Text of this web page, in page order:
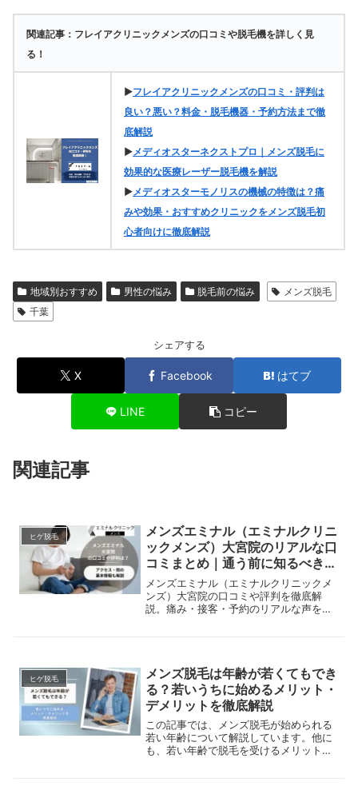
関連記事：フレイアクリニックメンズの口コミや脱毛機を詳しく見
る！
▶フレイアクリニックメンズの口コミ・評判は
良い？悪い？料金・脱毛機器・予約方法まで徹
底解説
▶メディオスターネクストプロ｜メンズ脱毛に
効果的な医療レーザー脱毛機を解説
▶メディオスターモノリスの機械の特徴は？痛
みや効果・おすすめクリニックをメンズ脱毛初
心者向けに徹底解説
地域別おすすめ 男性の悩み 脱毛前の悩み
メンズ脱毛
千葉
シェアする
X Facebook はてブ
LINE コピー
関連記事
ヒゲ脱毛
メンズエミナル（エミナルクリニ
ックメンズ）大宮院のリアルな口
コミまとめ｜通う前に知るべき評
判
メンズエミナル（エミナルクリニックメ
ンズ）大宮院の口コミや評判を徹底解
説。痛み・接客・予約のリアルな声をも
料金、他院との違いをわかりやすく紹介
ヒゲ脱毛
メンズ脱毛は年齢が若くてもでき
る？若いうちに始めるメリット・
デメリットを徹底解説
この記事では、メンズ脱毛が始められる
若い年齢について解説しています。他に
も、若い年齢で脱毛を受けるメリット・
に伴う影響でお悩みの方はぜひご覧くだ